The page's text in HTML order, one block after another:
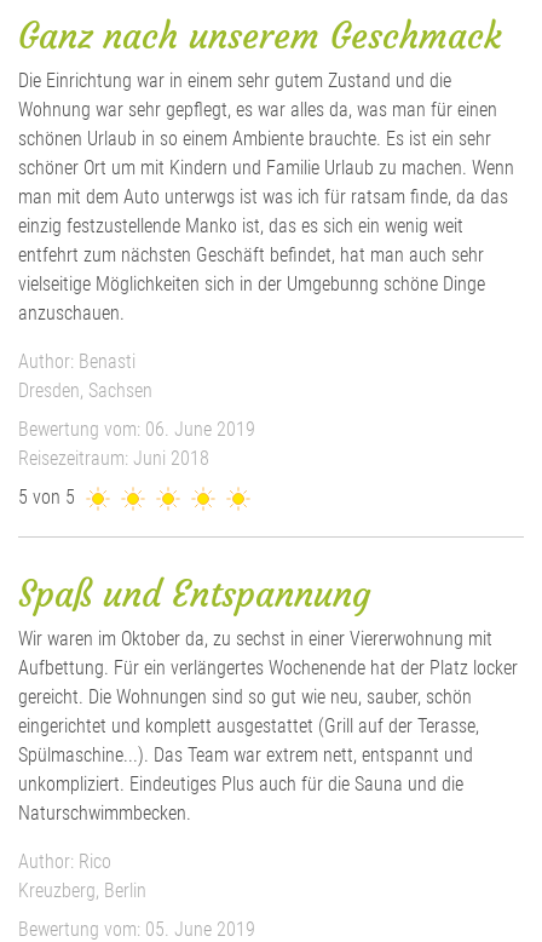
Ganz nach unserem Geschmack
Die Einrichtung war in einem sehr gutem Zustand und die
Wohnung war sehr gepflegt, es war alles da, was man für einen
schönen Urlaub in so einem Ambiente brauchte. Es ist ein sehr
schöner Ort um mit Kindern und Familie Urlaub zu machen. Wenn
man mit dem Auto unterwgs ist was ich für ratsam finde, da das
einzig festzustellende Manko ist, das es sich ein wenig weit
entfehrt zum nächsten Geschäft befindet, hat man auch sehr
vielseitige Möglichkeiten sich in der Umgebunng schöne Dinge
anzuschauen.
Author: Benasti
Dresden, Sachsen
Bewertung vom: 06. June 2019
Reisezeitraum: Juni 2018
5 von 5
Spaß und Entspannung
Wir waren im Oktober da, zu sechst in einer Viererwohnung mit
Aufbettung. Für ein verlängertes Wochenende hat der Platz locker
gereicht. Die Wohnungen sind so gut wie neu, sauber, schön
eingerichtet und komplett ausgestattet (Grill auf der Terasse,
Spülmaschine...). Das Team war extrem nett, entspannt und
unkompliziert. Eindeutiges Plus auch für die Sauna und die
Naturschwimmbecken.
Author: Rico
Kreuzberg, Berlin
Bewertung vom: 05. June 2019